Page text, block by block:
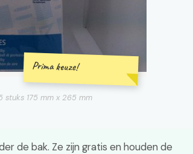
Prima keuze!
stuks 175 mm x 265 mm
de bak. Ze zijn gratis en houden de